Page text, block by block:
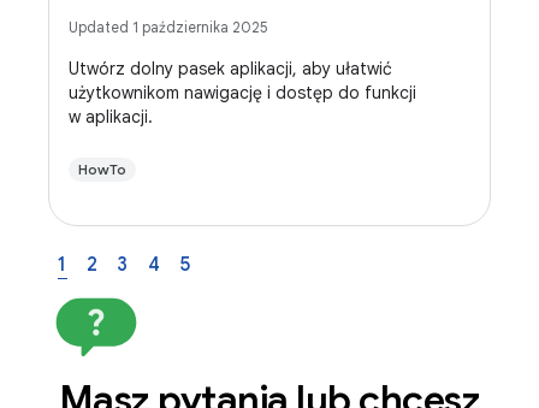
Updated 1 października 2025
Utwórz dolny pasek aplikacji, aby ułatwić
użytkownikom nawigację i dostęp do funkcji
w aplikacji.
HowTo
1 2 3 4 5